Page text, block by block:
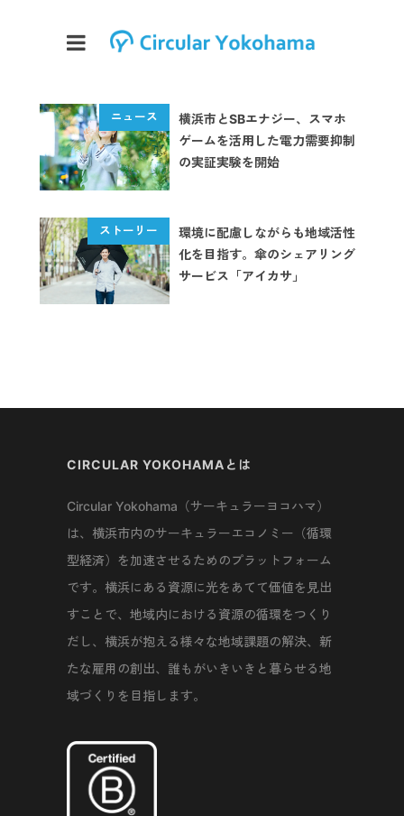
横浜市とSBエナジー、スマホ
ゲームを活用した電力需要抑制
の実証実験を開始
環境に配慮しながらも地域活性
化を目指す。傘のシェアリング
サービス「アイカサ」
CIRCULAR YOKOHAMAとは
Circular Yokohama（サーキュラーヨコハマ）
は、横浜市内のサーキュラーエコノミー（循環
型経済）を加速させるためのプラットフォーム
です。横浜にある資源に光をあてて価値を見出
すことで、地域内における資源の循環をつくり
だし、横浜が抱える様々な地域課題の解決、新
たな雇用の創出、誰もがいきいきと暮らせる地
域づくりを目指します。